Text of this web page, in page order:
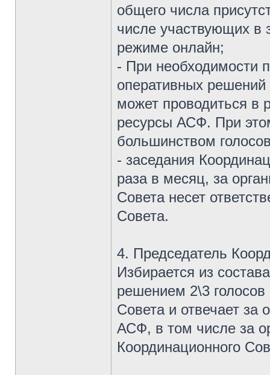
общего числа
числе участвующих в
режиме онлайн;
- При необходимости
оперативных
может проводиться в
ресурсы АСФ. При
большинством
- заседания
раза в месяц, за
Совета несет
Совета.
4. Председатель
Избирается из
решением 2\3 голосов
Совета и отвечает за
АСФ, в том числе за
Координационного